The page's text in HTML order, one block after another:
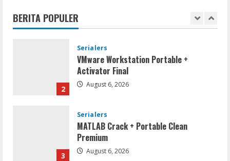
BERITA POPULER
1
2
Serialers
VMware Workstation Portable +
Activator Final
August 6, 2026
3
Serialers
MATLAB Crack + Portable Clean
Premium
August 6, 2026